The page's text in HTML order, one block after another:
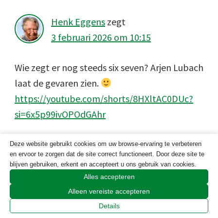
Henk Eggens zegt
3 februari 2026 om 10:15
Wie zegt er nog steeds six seven? Arjen Lubach
laat de gevaren zien.
https://youtube.com/shorts/8HXltAC0DUc?
si=6x5p99ivOPOdGAhr
Beantwoorden
Geef een reactie
Je e-mailadres wordt niet gepubliceerd.
Deze website gebruikt cookies om uw browse-ervaring te verbeteren
en ervoor te zorgen dat de site correct functioneert. Door deze site te
blijven gebruiken, erkent en accepteert u ons gebruik van cookies.
Alles accepteren
Alleen vereiste accepteren
Details